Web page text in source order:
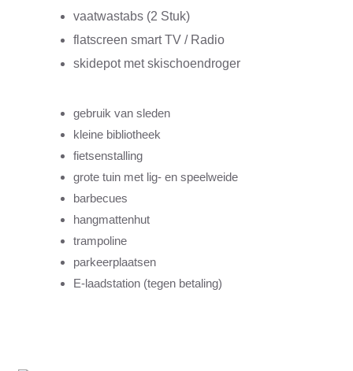
vaatwastabs (2 Stuk)
flatscreen smart TV / Radio
skidepot met skischoendroger
gebruik van sleden
kleine bibliotheek
fietsenstalling
grote tuin met lig- en speelweide
barbecues
hangmattenhut
trampoline
parkeerplaatsen
E-laadstation (tegen betaling)